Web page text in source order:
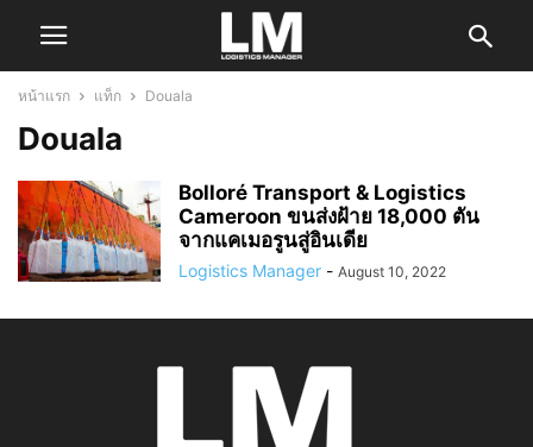
หน้าแรก แท็ก Douala
Douala
Bolloré Transport & Logistics
Cameroon ขนส่งฝ้าย 18,000 ตัน
จากแคเมอรูนสู่อินเดีย
Logistics Manager - August 10, 2022